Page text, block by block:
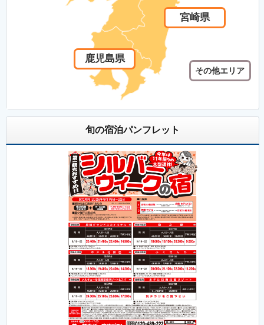
宮崎県
鹿児島県
その他エリア
旬の宿泊パンフレット